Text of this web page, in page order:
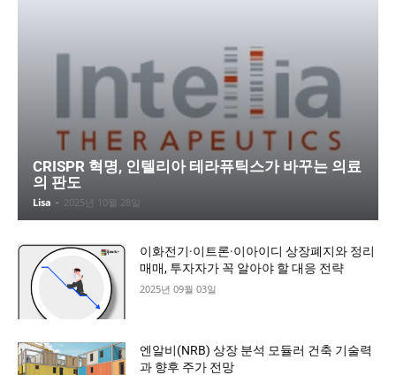
CRISPR 혁명, 인텔리아 테라퓨틱스가 바꾸는 의료
의 판도
Lisa - 2025년 10월 28일
이화전기·이트론·이아이디 상장폐지와 정리
매매, 투자자가 꼭 알아야 할 대응 전략
2025년 09월 03일
엔알비(NRB) 상장 분석 모듈러 건축 기술력
과 향후 주가 전망